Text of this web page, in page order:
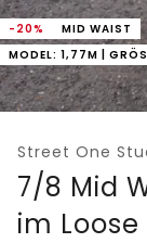
-20%
MID WAIST
MODEL: 1,77M |
Street One
7/8 Mid
im Loose